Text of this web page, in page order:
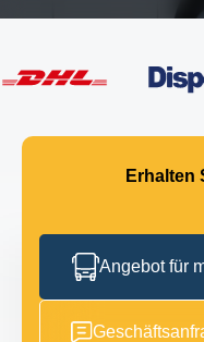
Erhalten
Angebot für